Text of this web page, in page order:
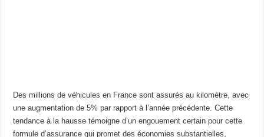
Des millions de véhicules en France sont assurés au kilomètre, avec
une augmentation de 5% par rapport à l’année précédente. Cette
tendance à la hausse témoigne d’un engouement certain pour cette
formule d’assurance qui promet des économies substantielles,